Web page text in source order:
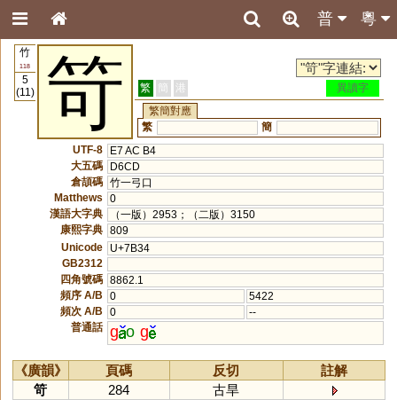
粵
普
竹
118
5
(11)
笴 繁 簡 港
異讀字
繁簡對應
繁
簡
UTF-8
E7 AC B4
大五碼
D6CD
倉頡碼 竹一弓口
Matthews
0
漢語大字典
（一版）2953；（二版）3150
康熙字典 809
Unicode
U+7B34
GB2312
四角號碼 8862.1
頻序 A/B
0
5422
頻次 A/B
0
--
普通話 g o g
《廣韻》 頁碼 反切
註解
笴
284
古旱